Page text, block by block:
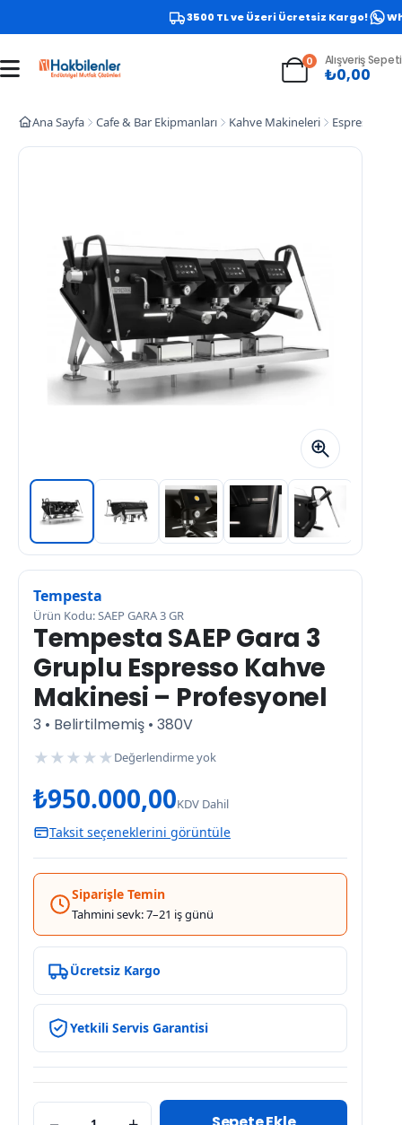
3500 TL ve Üzeri Ücretsiz Kargo!
0 Alışveriş Sepeti
₺0,00
Ana Sayfa Cafe & Bar Ekipmanları Kahve Makineleri Espresso
Tempesta
Ürün Kodu: SAEP GARA 3 GR
Tempesta SAEP Gara 3
Gruplu Espresso Kahve
Makinesi – Profesyonel
3 • Belirtilmemiş • 380V
★ ★ ★ ★ ★ Değerlendirme yok
₺950.000,00KDV Dahil
Taksit seçeneklerini görüntüle
Siparişle Temin
Tahmini sevk: 7–21 iş günü
Ücretsiz Kargo
Yetkili Servis Garantisi